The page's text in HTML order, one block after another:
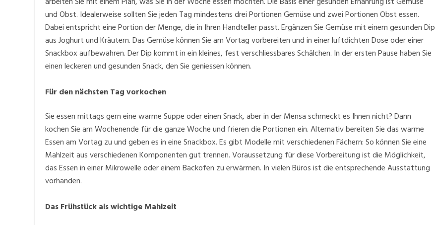
und Obst. Idealerweise sollten Sie jeden Tag mindestens drei Portionen Gemüse und zwei Portionen Obst essen.
Dabei entspricht eine Portion der Menge, die in Ihren Handteller passt. Ergänzen Sie Gemüse mit einem gesunden Dip
aus Joghurt und Kräutern. Das Gemüse können Sie am Vortag vorbereiten und in einer luftdichten Dose oder einer
Snackbox aufbewahren. Der Dip kommt in ein kleines, fest verschliessbares Schälchen. In der ersten Pause haben Sie
einen leckeren und gesunden Snack, den Sie geniessen können.
Für den nächsten Tag vorkochen
Sie essen mittags gern eine warme Suppe oder einen Snack, aber in der Mensa schmeckt es Ihnen nicht? Dann
kochen Sie am Wochenende für die ganze Woche und frieren die Portionen ein. Alternativ bereiten Sie das warme
Essen am Vortag zu und geben es in eine Snackbox. Es gibt Modelle mit verschiedenen Fächern: So können Sie eine
Mahlzeit aus verschiedenen Komponenten gut trennen. Voraussetzung für diese Vorbereitung ist die Möglichkeit,
das Essen in einer Mikrowelle oder einem Backofen zu erwärmen. In vielen Büros ist die entsprechende Ausstattung
vorhanden.
Das Frühstück als wichtige Mahlzeit